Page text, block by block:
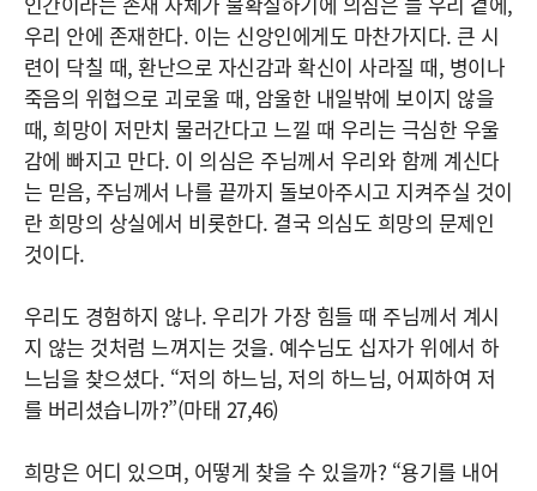
우리 안에 존재한다. 이는 신앙인에게도 마찬가지다. 큰 시
련이 닥칠 때, 환난으로 자신감과 확신이 사라질 때, 병이나
죽음의 위협으로 괴로울 때, 암울한 내일밖에 보이지 않을
때, 희망이 저만치 물러간다고 느낄 때 우리는 극심한 우울
감에 빠지고 만다. 이 의심은 주님께서 우리와 함께 계신다
는 믿음, 주님께서 나를 끝까지 돌보아주시고 지켜주실 것이
란 희망의 상실에서 비롯한다. 결국 의심도 희망의 문제인
것이다.
우리도 경험하지 않나. 우리가 가장 힘들 때 주님께서 계시
지 않는 것처럼 느껴지는 것을. 예수님도 십자가 위에서 하
느님을 찾으셨다. “저의 하느님, 저의 하느님, 어찌하여 저
를 버리셨습니까?”(마태 27,46)
희망은 어디 있으며, 어떻게 찾을 수 있을까? “용기를 내어